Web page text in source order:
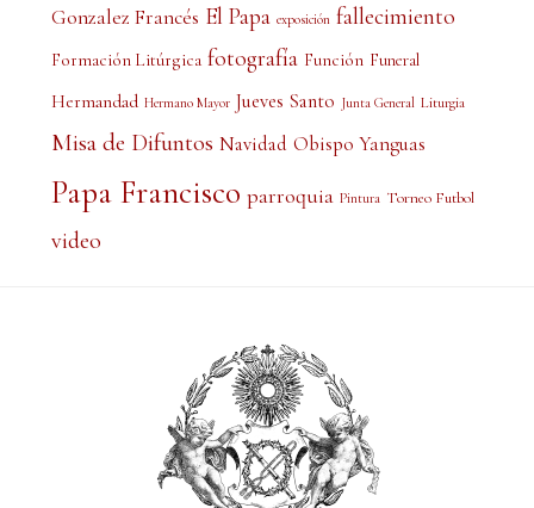
Gonzalez Francés El Papa exposición fallecimiento
Formación Litúrgica fotografía Función Funeral
Hermandad Hermano Mayor Jueves Santo Junta General Liturgia
Misa de Difuntos Navidad Obispo Yanguas
Papa Francisco parroquia Pintura Torneo Futbol
video